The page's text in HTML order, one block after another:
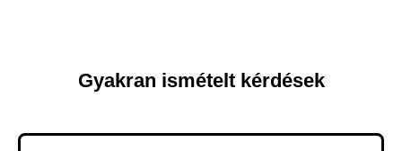
Gyakran ismételt kérdések